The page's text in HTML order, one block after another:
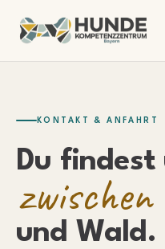
KONTAKT & ANFAHRT
Du findest
und Wald.